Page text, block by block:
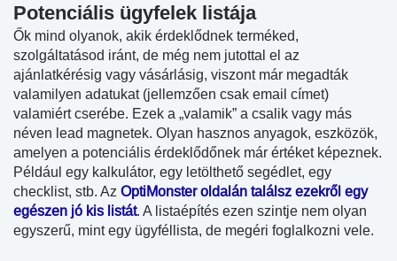
Potenciális ügyfelek listája
Ők mind olyanok, akik érdeklődnek terméked,
szolgáltatásod iránt, de még nem jutottal el az
ajánlatkérésig vagy vásárlásig, viszont már megadták
valamilyen adatukat (jellemzően csak email címet)
valamiért cserébe. Ezek a „valamik” a csalik vagy más
néven lead magnetek. Olyan hasznos anyagok, eszközök,
amelyen a potenciális érdeklődőnek már értéket képeznek.
Például egy kalkulátor, egy letölthető segédlet, egy
checklist, stb. Az OptiMonster oldalán találsz ezekről egy
egészen jó kis listát. A listaépítés ezen szintje nem olyan
egyszerű, mint egy ügyféllista, de megéri foglalkozni vele.